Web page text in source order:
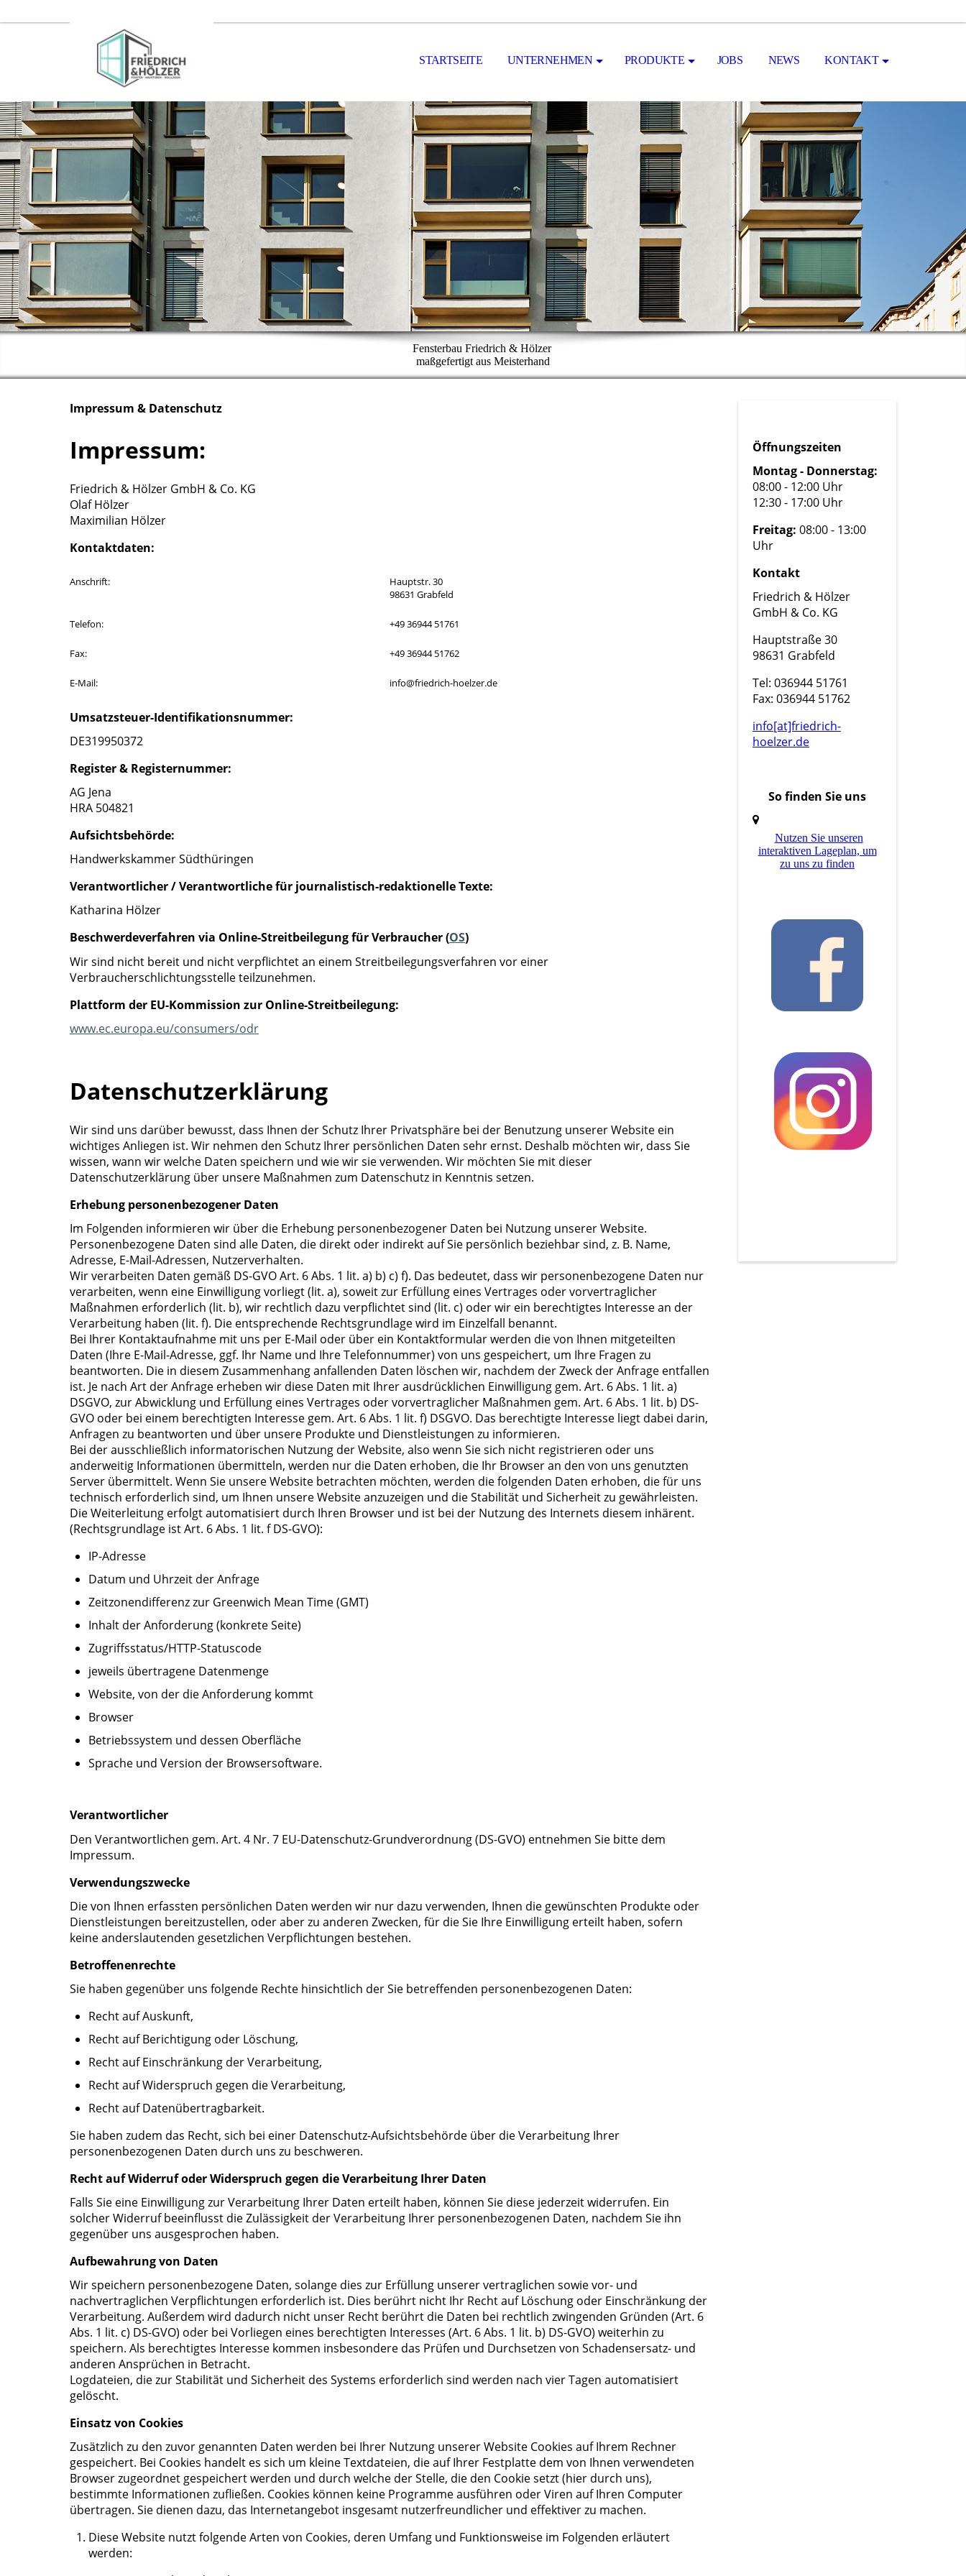
STARTSEITE UNTERNEHMEN PRODUKTE JOBS NEWS KONTAKT
Fensterbau Friedrich & Hölzer
maßgefertigt aus Meisterhand
Impressum & Datenschutz
Impressum:
Friedrich & Hölzer GmbH & Co. KG
Olaf Hölzer
Maximilian Hölzer
Kontaktdaten:
Anschrift:
Hauptstr. 30
98631 Grabfeld
Telefon: +49 36944 51761
Fax: +49 36944 51762
E-Mail: info@friedrich-hoelzer.de
Umsatzsteuer-Identifikationsnummer:
DE319950372
Register & Registernummer:
AG Jena
HRA 504821
Aufsichtsbehörde:
Handwerkskammer Südthüringen
Verantwortlicher / Verantwortliche für journalistisch-redaktionelle Texte:
Katharina Hölzer
Beschwerdeverfahren via Online-Streitbeilegung für Verbraucher (OS)
Wir sind nicht bereit und nicht verpflichtet an einem Streitbeilegungsverfahren vor einer
Verbraucherschlichtungsstelle teilzunehmen.
Plattform der EU-Kommission zur Online-Streitbeilegung:
www.ec.europa.eu/consumers/odr
Datenschutz­erklärung
Wir sind uns darüber bewusst, dass Ihnen der Schutz Ihrer Privatsphäre bei der Benutzung unserer Website ein
wichtiges Anliegen ist. Wir nehmen den Schutz Ihrer persönlichen Daten sehr ernst. Deshalb möchten wir, dass Sie
wissen, wann wir welche Daten speichern und wie wir sie verwenden. Wir möchten Sie mit dieser
Datenschutzerklärung über unsere Maßnahmen zum Datenschutz in Kenntnis setzen.
Erhebung personenbezogener Daten
Im Folgenden informieren wir über die Erhebung personenbezogener Daten bei Nutzung unserer Website.
Personenbezogene Daten sind alle Daten, die direkt oder indirekt auf Sie persönlich beziehbar sind, z. B. Name,
Adresse, E-Mail-Adressen, Nutzerverhalten.
Wir verarbeiten Daten gemäß DS-GVO Art. 6 Abs. 1 lit. a) b) c) f). Das bedeutet, dass wir personenbezogene Daten nur
verarbeiten, wenn eine Einwilligung vorliegt (lit. a), soweit zur Erfüllung eines Vertrages oder vorvertraglicher
Maßnahmen erforderlich (lit. b), wir rechtlich dazu verpflichtet sind (lit. c) oder wir ein berechtigtes Interesse an der
Verarbeitung haben (lit. f). Die entsprechende Rechtsgrundlage wird im Einzelfall benannt.
Bei Ihrer Kontaktaufnahme mit uns per E-Mail oder über ein Kontaktformular werden die von Ihnen mitgeteilten
Daten (Ihre E-Mail-Adresse, ggf. Ihr Name und Ihre Telefonnummer) von uns gespeichert, um Ihre Fragen zu
beantworten. Die in diesem Zusammenhang anfallenden Daten löschen wir, nachdem der Zweck der Anfrage entfallen
ist. Je nach Art der Anfrage erheben wir diese Daten mit Ihrer ausdrücklichen Einwilligung gem. Art. 6 Abs. 1 lit. a)
DSGVO, zur Abwicklung und Erfüllung eines Vertrages oder vorvertraglicher Maßnahmen gem. Art. 6 Abs. 1 lit. b) DS-
GVO oder bei einem berechtigten Interesse gem. Art. 6 Abs. 1 lit. f) DSGVO. Das berechtigte Interesse liegt dabei darin,
Anfragen zu beantworten und über unsere Produkte und Dienstleistungen zu informieren.
Bei der ausschließlich informatorischen Nutzung der Website, also wenn Sie sich nicht registrieren oder uns
anderweitig Informationen übermitteln, werden nur die Daten erhoben, die Ihr Browser an den von uns genutzten
Server übermittelt. Wenn Sie unsere Website betrachten möchten, werden die folgenden Daten erhoben, die für uns
technisch erforderlich sind, um Ihnen unsere Website anzuzeigen und die Stabilität und Sicherheit zu gewährleisten.
Die Weiterleitung erfolgt automatisiert durch Ihren Browser und ist bei der Nutzung des Internets diesem inhärent.
(Rechtsgrundlage ist Art. 6 Abs. 1 lit. f DS-GVO):
IP-Adresse
Datum und Uhrzeit der Anfrage
Zeitzonendifferenz zur Greenwich Mean Time (GMT)
Inhalt der Anforderung (konkrete Seite)
Zugriffsstatus/HTTP-Statuscode
jeweils übertragene Datenmenge
Website, von der die Anforderung kommt
Browser
Betriebssystem und dessen Oberfläche
Sprache und Version der Browsersoftware.
Verantwortlicher
Den Verantwortlichen gem. Art. 4 Nr. 7 EU-Datenschutz-Grundverordnung (DS-GVO) entnehmen Sie bitte dem
Impressum.
Verwendungszwecke
Die von Ihnen erfassten persönlichen Daten werden wir nur dazu verwenden, Ihnen die gewünschten Produkte oder
Dienstleistungen bereitzustellen, oder aber zu anderen Zwecken, für die Sie Ihre Einwilligung erteilt haben, sofern
keine anderslautenden gesetzlichen Verpflichtungen bestehen.
Betroffenenrechte
Sie haben gegenüber uns folgende Rechte hinsichtlich der Sie betreffenden personenbezogenen Daten:
Recht auf Auskunft,
Recht auf Berichtigung oder Löschung,
Recht auf Einschränkung der Verarbeitung,
Recht auf Widerspruch gegen die Verarbeitung,
Recht auf Datenübertragbarkeit.
Sie haben zudem das Recht, sich bei einer Datenschutz-Aufsichtsbehörde über die Verarbeitung Ihrer
personenbezogenen Daten durch uns zu beschweren.
Recht auf Widerruf oder Widerspruch gegen die Verarbeitung Ihrer Daten
Falls Sie eine Einwilligung zur Verarbeitung Ihrer Daten erteilt haben, können Sie diese jederzeit widerrufen. Ein
solcher Widerruf beeinflusst die Zulässigkeit der Verarbeitung Ihrer personenbezogenen Daten, nachdem Sie ihn
gegenüber uns ausgesprochen haben.
Aufbewahrung von Daten
Wir speichern personenbezogene Daten, solange dies zur Erfüllung unserer vertraglichen sowie vor- und
nachvertraglichen Verpflichtungen erforderlich ist. Dies berührt nicht Ihr Recht auf Löschung oder Einschränkung der
Verarbeitung. Außerdem wird dadurch nicht unser Recht berührt die Daten bei rechtlich zwingenden Gründen (Art. 6
Abs. 1 lit. c) DS-GVO) oder bei Vorliegen eines berechtigten Interesses (Art. 6 Abs. 1 lit. b) DS-GVO) weiterhin zu
speichern. Als berechtigtes Interesse kommen insbesondere das Prüfen und Durchsetzen von Schadensersatz- und
anderen Ansprüchen in Betracht.
Logdateien, die zur Stabilität und Sicherheit des Systems erforderlich sind werden nach vier Tagen automatisiert
gelöscht.
Einsatz von Cookies
Zusätzlich zu den zuvor genannten Daten werden bei Ihrer Nutzung unserer Website Cookies auf Ihrem Rechner
gespeichert. Bei Cookies handelt es sich um kleine Textdateien, die auf Ihrer Festplatte dem von Ihnen verwendeten
Browser zugeordnet gespeichert werden und durch welche der Stelle, die den Cookie setzt (hier durch uns),
bestimmte Informationen zufließen. Cookies können keine Programme ausführen oder Viren auf Ihren Computer
übertragen. Sie dienen dazu, das Internetangebot insgesamt nutzerfreundlicher und effektiver zu machen.
Diese Website nutzt folgende Arten von Cookies, deren Umfang und Funktionsweise im Folgenden erläutert
werden:
Öffnungszeiten
Montag - Donnerstag:
08:00 - 12:00 Uhr
12:30 - 17:00 Uhr
Freitag: 08:00 - 13:00
Uhr
Kontakt
Friedrich & Hölzer
GmbH & Co. KG
Hauptstraße 30
98631 Grabfeld
Tel: 036944 51761
Fax: 036944 51762
info[at]friedrich-
hoelzer.de
So finden Sie uns
Nutzen Sie unseren
interaktiven La­ge­plan, um
zu uns zu finden